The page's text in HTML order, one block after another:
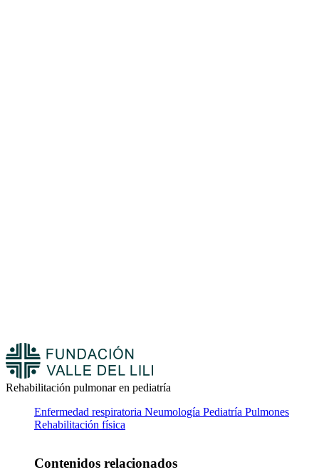
Rehabilitación pulmonar en pediatría
Enfermedad respiratoria Neumología Pediatría Pulmones
Rehabilitación física
Contenidos relacionados